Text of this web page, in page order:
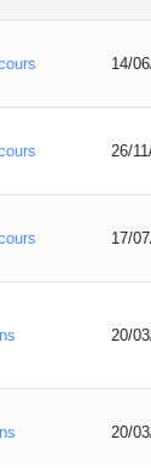
14/
26/
17/
20/
20/